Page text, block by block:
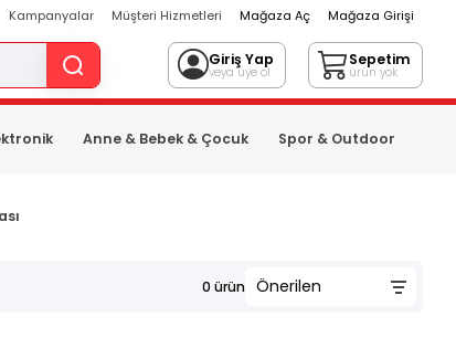
Kampanyalar Müşteri Hizmetleri Mağaza Aç Mağaza Girişi
Giriş Yap
veya üye ol
Sepetim
ürün yok
Anne & Bebek & Çocuk Spor & Outdoor
0 ürün